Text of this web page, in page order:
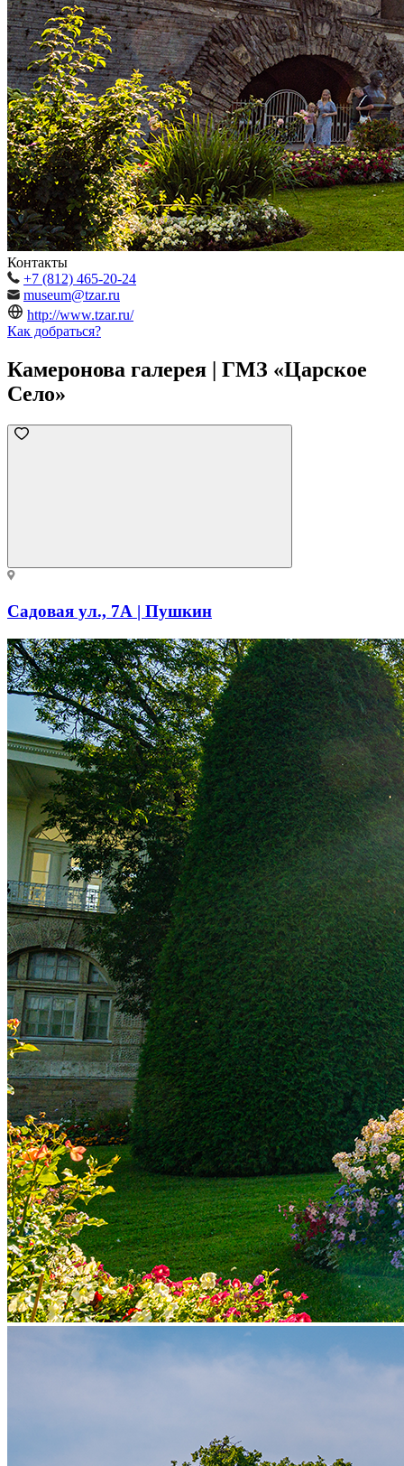
Контакты
+7 (812) 465-20-24
museum@tzar.ru
http://www.tzar.ru/
Как добраться?
Камеронова галерея | ГМЗ «Царское
Село»
Садовая ул., 7А | Пушкин